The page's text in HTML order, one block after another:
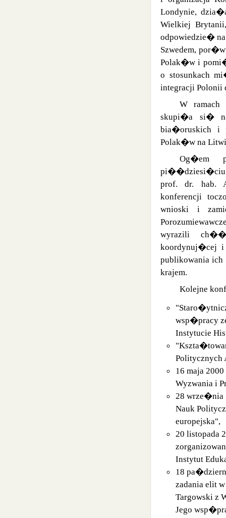
Londynie,
Wielkiej
odpowiedzie�
Szwedem,
Polak�w i
o stosunkach
integracji
W
skupi�a si� na
bia�oruskich i
Polak�w na
Og�em
pi��dziesi�ciu
prof. dr. hab.
konferencji
wnioski i
wyrazili
koordynuj�cej
publikowania ich
krajem.
Kolejne
wsp�pracy
Instytucie
Politycznych
16 maja
Wyzwania i
28 wrze�nia
Nauk
europejska",
20 listopada
Instytut
18
zadania elit
Targowski z
Jego